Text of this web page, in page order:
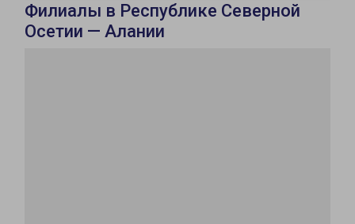
Филиалы в Республике Северной
Осетии — Алании